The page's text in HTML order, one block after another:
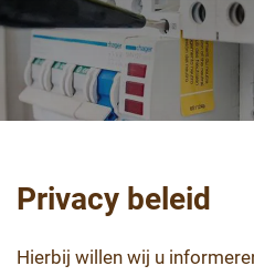
Privacy beleid
Hierbij willen wij u
Renovatie elektrische
Aardpen slaan